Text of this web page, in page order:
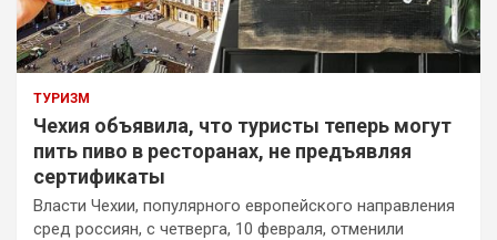
ТУРИЗМ
Чехия объявила, что туристы теперь могут
пить пиво в ресторанах, не предъявляя
сертификаты
Власти Чехии, популярного европейского направления
сред россиян, с четверга, 10 февраля, отменили